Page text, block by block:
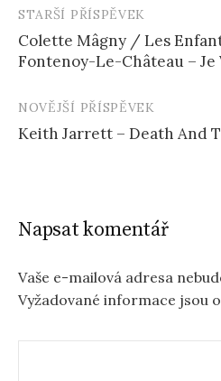
Navigace
příspěvku
STARŠÍ PŘÍSPĚVEK
Colette Mâgny / Les
Fontenoy-Le-Château – Je
NOVĚJŠÍ PŘÍSPĚVEK
Keith Jarrett – Death And
Napsat komentář
Vaše e-mailová adresa
Vyžadované informace jsou